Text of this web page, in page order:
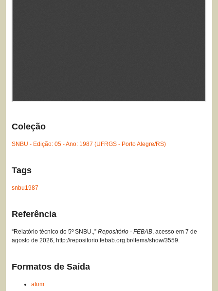
Coleção
SNBU - Edição: 05 - Ano: 1987 (UFRGS - Porto Alegre/RS)
Tags
snbu1987
Referência
“Relatório técnico do 5º SNBU.,” Repositório - FEBAB, acesso em 7 de
agosto de 2026, http://repositorio.febab.org.br/items/show/3559.
Formatos de Saída
atom